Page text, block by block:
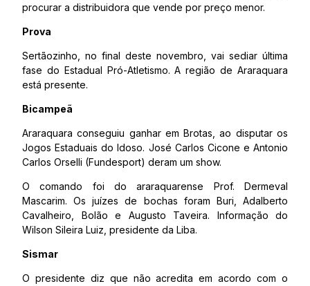
procurar a distribuidora que vende por preço menor.
Prova
Sertãozinho, no final deste novembro, vai sediar última
fase do Estadual Pró-Atletismo. A região de Araraquara
está presente.
Bicampeã
Araraquara conseguiu ganhar em Brotas, ao disputar os
Jogos Estaduais do Idoso. José Carlos Cicone e Antonio
Carlos Orselli (Fundesport) deram um show.
O comando foi do araraquarense Prof. Dermeval
Mascarim. Os juízes de bochas foram Buri, Adalberto
Cavalheiro, Bolão e Augusto Taveira. Informação do
Wilson Sileira Luiz, presidente da Liba.
Sismar
O presidente diz que não acredita em acordo com o